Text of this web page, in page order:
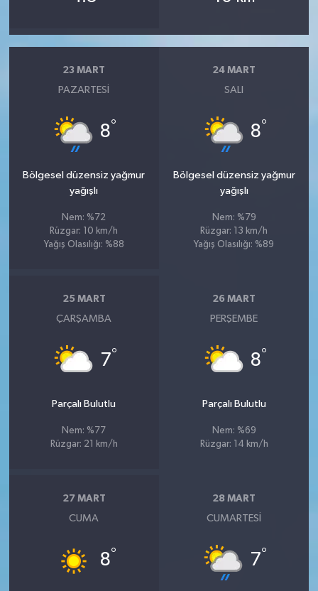
23 MART
PAZARTESI
8°
Bölgesel düzensiz yağmur
yağışlı
Nem: %72
Rüzgar: 10 km/h
Yağış Olasılığı: %88
24 MART
SALI
8°
Bölgesel düzensiz yağmur
yağışlı
Nem: %79
Rüzgar: 13 km/h
Yağış Olasılığı: %89
25 MART
ÇARŞAMBA
7°
Parçalı Bulutlu
Nem: %77
Rüzgar: 21 km/h
26 MART
PERŞEMBE
8°
Parçalı Bulutlu
Nem: %69
Rüzgar: 14 km/h
27 MART
CUMA
8°
28 MART
CUMARTESI
7°